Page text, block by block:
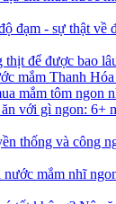
đạm - sự thật về
thịt để được bao
mắm Thanh
mắm tôm ngon
với gì ngon: 6+
thống và công
nước mắm nhĩ